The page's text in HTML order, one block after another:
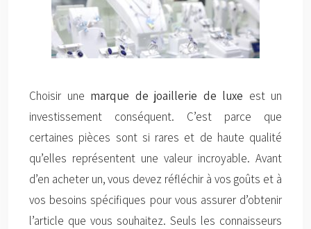
Choisir une marque de joaillerie de luxe est un
investissement conséquent. C’est parce que
certaines pièces sont si rares et de haute qualité
qu’elles représentent une valeur incroyable. Avant
d’en acheter un, vous devez réfléchir à vos goûts et à
vos besoins spécifiques pour vous assurer d’obtenir
l’article que vous souhaitez. Seuls les connaisseurs